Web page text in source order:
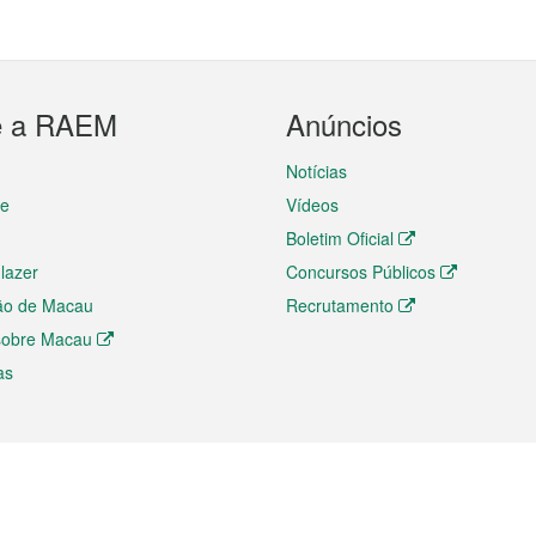
a RAEM
de Macau
Macau
Anúncios
Notícias
Vídeos
Boletim Oficial
Concursos Públicos
Recrutamento